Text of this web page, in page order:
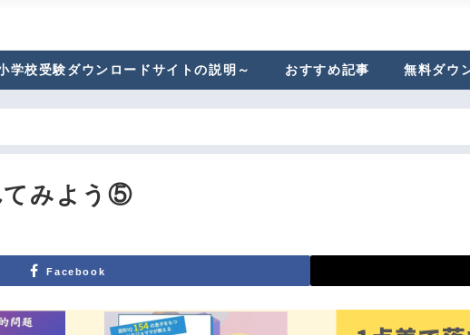
学校受験ダウンロードサイトの説明～ おすすめ記事 無料ダウ
てみよう⑤
Facebook